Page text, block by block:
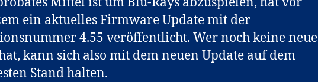
ein aktuelles Firmware Update mit der
4.55 veröffentlicht. Wer noch keine neue
kann sich also mit dem neuen Update auf dem
Stand halten.